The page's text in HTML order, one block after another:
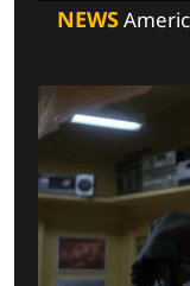
NEWS